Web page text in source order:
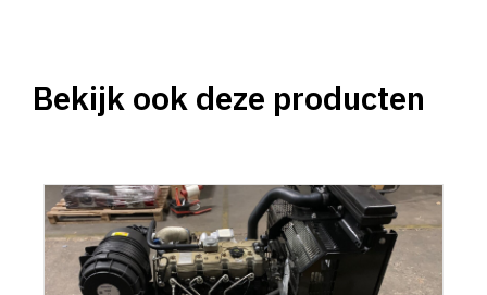
Bekijk ook deze producten